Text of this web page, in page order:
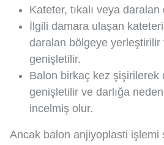
Kateter, tıkalı veya
İlgili damara ulaşan
daralan bölgeye
genişletilir.
Balon birkaç kez şişirilerek
genişletilir ve darlığa
incelmiş olur.
Ancak balon anjiyoplasti işlemi